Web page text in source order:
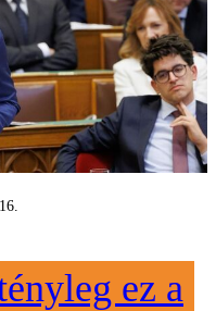
ez a